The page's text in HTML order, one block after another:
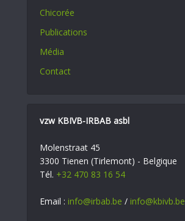
Chicorée
Publications
Média
Contact
vzw KBIVB-IRBAB asbl
Molenstraat 45
3300 Tienen (Tirlemont) - Belgique
Tél. +32 470 83 16 54
Email : info@irbab.be / info@kbivb.be